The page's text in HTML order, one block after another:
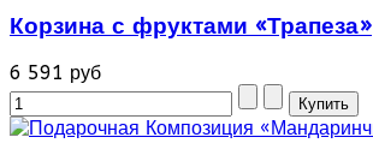
Корзина с фруктами «Трапеза»
6 591 руб